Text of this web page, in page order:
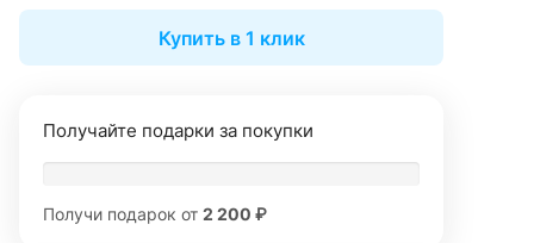
Купить в 1 клик
Получайте подарки за покупки
Получи подарок от 2 200 ₽